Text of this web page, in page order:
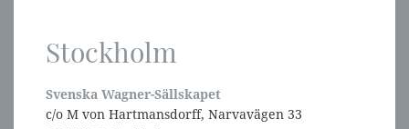
Stockholm
Svenska Wagner-Sällskapet
c/o M von Hartmansdorff, Narvavägen 33